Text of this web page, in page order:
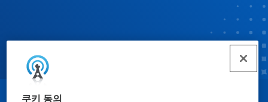
쿠키 동의